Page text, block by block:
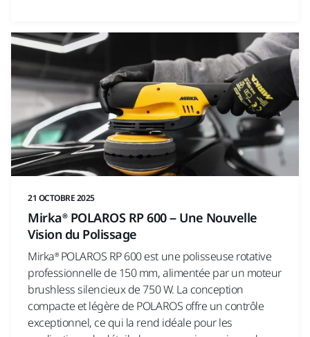
21 OCTOBRE 2025
Mirka® POLAROS RP 600 – Une Nouvelle
Vision du Polissage
Mirka® POLAROS RP 600 est une polisseuse rotative
professionnelle de 150 mm, alimentée par un moteur
brushless silencieux de 750 W. La conception
compacte et légère de POLAROS offre un contrôle
exceptionnel, ce qui la rend idéale pour les